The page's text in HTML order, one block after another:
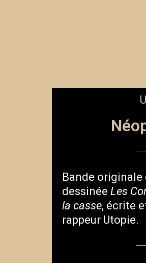
Bande originale
dessinée Les
la casse, écrite
rappeur Utopie.